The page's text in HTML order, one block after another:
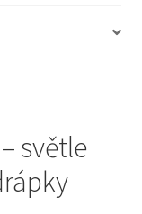
světle